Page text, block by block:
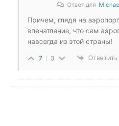
Ответ для
Причем, глядя на
впечатление, что сам
навсегда из этой страны!
7 0 Ответить